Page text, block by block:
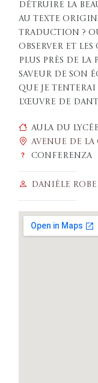
détruire la
au texte
traduction ?
observer et
plus près de la
saveur de son
que je tenterai
l’œuvre de
Aula du
Avenue de la
Conferenza
Danièle